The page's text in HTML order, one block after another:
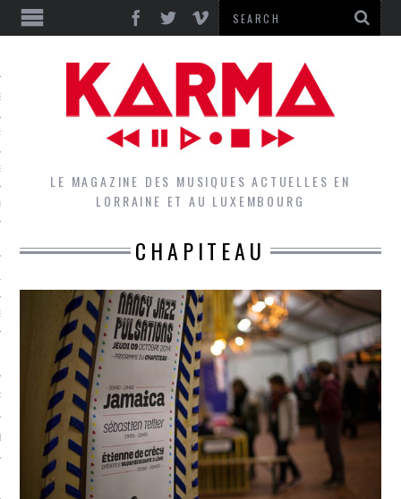
GROUPES DU LOCAL
LE LOCAL DU MAGAZINE
LE MAGAZINE DES MUSIQUES ACTUELLES EN
LORRAINE ET AU LUXEMBOURG
CHAPITEAU